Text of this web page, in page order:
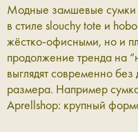
Модные замшевые сумки
в стиле slouchy tote и
жёстко-офисными, но и
продолжение тренда на
выглядят современно
размера. Например
Aprellshop: крупный